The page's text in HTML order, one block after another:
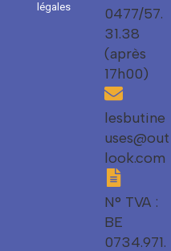
légales
0477/57.
31.38
(après
17h00)
lesbutine
uses@out
look.com
N° TVA :
BE
0734.971.